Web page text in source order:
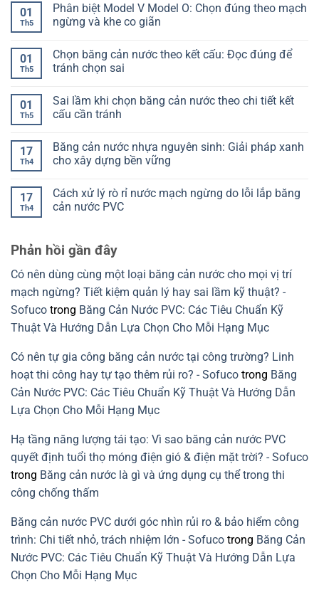
bị
lệch
khi
tông
gì?
Hiểu
đúng
không
lệch
mối
hàn
băng
Cách
nhận
biết
chưa
bình
luận
ở
ST
SP
PR
cản
nước
là
đọc
để
chọn
01
Th5
Phân biệt Model V Model O: Chọn đúng theo mạch
ngừng và khe co giãn
bình
luận
ở
Model
V
Model
đúng
theo
mạch
khe
co
giãn
01
Th5
Chọn băng cản nước theo kết cấu: Đọc đúng để
tránh chọn sai
bình
luận
ở
cản
nước
theo
Đọc
đúng
để
01
Th5
Sai lầm khi chọn băng cản nước theo chi tiết kết
cấu cần tránh
bình
luận
ở
khi
chọn
băng
chi
tiết
kết
cấu
cần
tránh
17
Th4
Băng cản nước nhựa nguyên sinh: Giải pháp xanh
cho xây dựng bền vững
bình
luận
ở
nhựa
nguyên
sinh:
Giải
pháp
xanh
cho
xây
dựng
bền
17
Th4
Cách xử lý rò rỉ nước mạch ngừng do lỗi lắp băng
cản nước PVC
luận
ở
Cách
xử
lý
rò
rỉ
nước
mạch
ngừng
lắp
băng
cản
nước
PVC
Phản hồi gần đây
Có nên dùng cùng một loại băng cản nước cho mọi vị trí
mạch ngừng? Tiết kiệm quản lý hay sai lầm kỹ thuật? -
Sofuco trong Băng Cản Nước PVC: Các Tiêu Chuẩn Kỹ
Thuật Và Hướng Dẫn Lựa Chọn Cho Mỗi Hạng Mục
Có nên tự gia công băng cản nước tại công trường? Linh
hoạt thi công hay tự tạo thêm rủi ro? - Sofuco trong Băng
Cản Nước PVC: Các Tiêu Chuẩn Kỹ Thuật Và Hướng Dẫn
Lựa Chọn Cho Mỗi Hạng Mục
Hạ tầng năng lượng tái tạo: Vì sao băng cản nước PVC
quyết định tuổi thọ móng điện gió & điện mặt trời? - Sofuco
trong Băng cản nước là gì và ứng dụng cụ thể trong thi
công chống thấm
Băng cản nước PVC dưới góc nhìn rủi ro & bảo hiểm công
trình: Chi tiết nhỏ, trách nhiệm lớn - Sofuco trong Băng Cản
Nước PVC: Các Tiêu Chuẩn Kỹ Thuật Và Hướng Dẫn Lựa
Chọn Cho Mỗi Hạng Mục